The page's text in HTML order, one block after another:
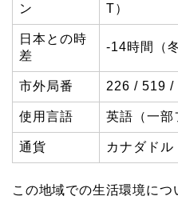
ン
T）
日本との時
差
-14時間（
市外局番 226 / 519 /
使用言語 英語（一部
通貨 カナダドル
この地域での生活環境に